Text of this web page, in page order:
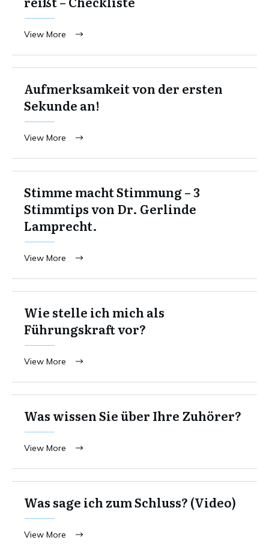
View More
Aufmerksamkeit von der ersten
Sekunde an!
View More
Stimme macht Stimmung – 3
Stimmtips von Dr. Gerlinde
Lamprecht.
View More
Wie stelle ich mich als
Führungskraft vor?
View More
Was wissen Sie über Ihre Zuhörer?
View More
Was sage ich zum Schluss? (Video)
View More